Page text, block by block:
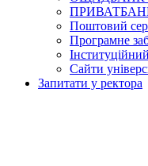
Поштовий
Програмне
Сайти
Запитати у ректора